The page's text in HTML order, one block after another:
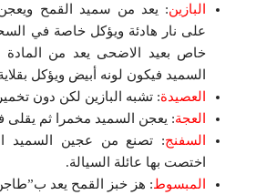
البازين: يعد من سميد القمح
على نار هادئة ويؤكل خاصة في
خاص بعيد الاضحى يعد من المادة
السميد فيكون لونه أبيض ويؤكل
العصيدة: تشبه البازين لكن دون
العجة: يعجن السميد مخمرا ثم يقلى
السفنج: تصنع من عجين السميد
اختصت بها عائلة السيالة.
المبسوط: هز خبز القمح يعد